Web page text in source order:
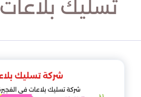
تسليك
شركة تسليك
شركة تسليك بلاعات في